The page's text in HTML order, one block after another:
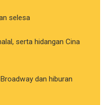
selesa
serta hidangan Cina
dan hiburan